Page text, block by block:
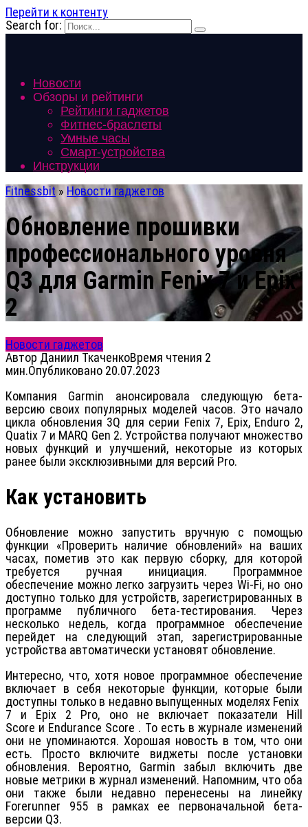
Перейти к контенту
Search for:
Новости
Обзоры и рейтинги
Рейтинги гаджетов
Фитнес-браслеты
Умные часы
Смарт-устройства
Инструкции
Fitnessbit » Новости гаджетов
Обновление прошивки
профессионального уровня
Q3 для Garmin Fenix 7 и Epix
2
Новости гаджетов
Автор Даниил ТкаченкоВремя чтения 2
мин.Опубликовано 20.07.2023
Компания Garmin анонсировала следующую бета-
версию своих популярных моделей часов. Это начало
цикла обновления 3Q для серии Fenix ​​7, Epix, Enduro 2,
Quatix 7 и MARQ Gen 2. Устройства получают множество
новых функций и улучшений, некоторые из которых
ранее были эксклюзивными для версий Pro.
Как установить
Обновление можно запустить вручную с помощью
функции «Проверить наличие обновлений» на ваших
часах, пометив это как первую сборку, для которой
требуется ручная инициация. Программное
обеспечение можно легко загрузить через Wi-Fi, но оно
доступно только для устройств, зарегистрированных в
программе публичного бета-тестирования. Через
несколько недель, когда программное обеспечение
перейдет на следующий этап, зарегистрированные
устройства автоматически установят обновление.
Интересно, что, хотя новое программное обеспечение
включает в себя некоторые функции, которые были
доступны только в недавно выпущенных моделях Fenix ​​
7 и Epix 2 Pro, оно не включает показатели Hill
Score и Endurance Score . То есть в журнале изменений
они не упоминаются. Хорошая новость в том, что они
есть. Просто включите виджеты после установки
обновления. Вероятно, Garmin забыл включить две
новые метрики в журнал изменений. Напомним, что оба
они также были недавно перенесены на линейку
Forerunner 955 в рамках ее первоначальной бета-
версии Q3.